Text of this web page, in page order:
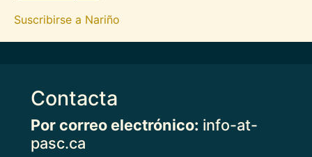
Suscribirse a Nariño
Contacta
Por correo electrónico: info-at-
pasc.ca